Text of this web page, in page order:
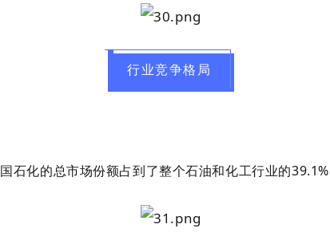
行业竞争格局
石化的总市场份额占到了整个石油和化工行业的39.1%